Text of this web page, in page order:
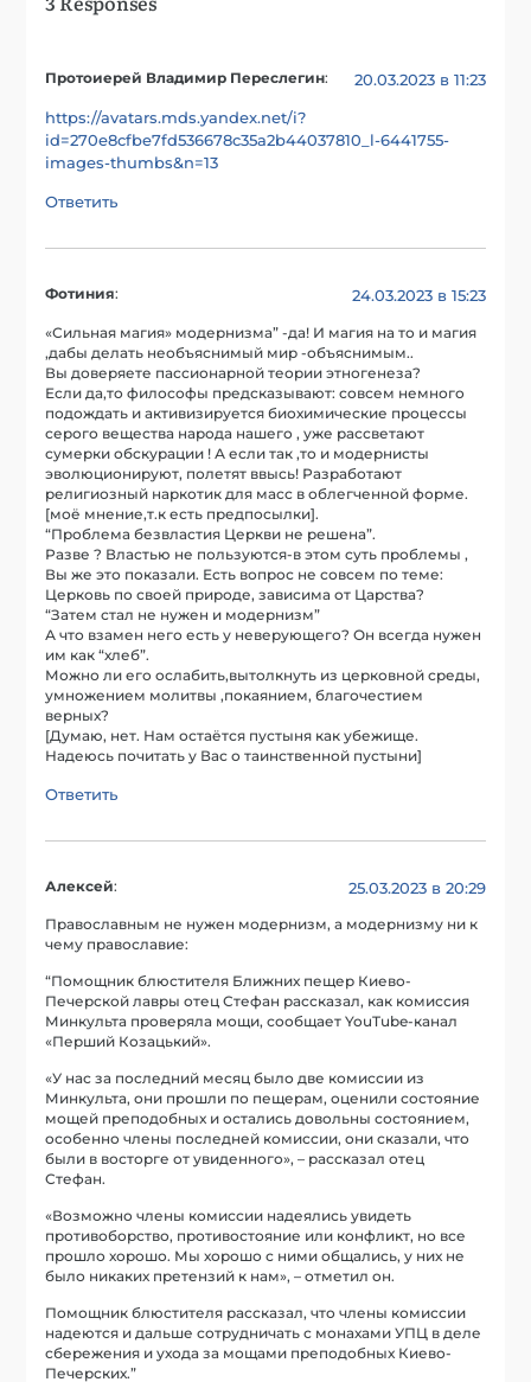
Протоиерей Владимир Переслегин: 20.03.2023 в 11:23
https://avatars.mds.yandex.net/i?
id=270e8cfbe7fd536678c35a2b44037810_l-6441755-
images-thumbs&n=13
Ответить
Фотиния: 24.03.2023 в 15:23
«Сильная магия» модернизма” -да! И магия на то и магия
,дабы делать необъяснимый мир -объяснимым..
Вы доверяете пассионарной теории этногенеза?
Если да,то философы предсказывают: совсем немного
подождать и активизируется биохимические процессы
серого вещества народа нашего , уже рассветают
сумерки обскурации ! А если так ,то и модернисты
эволюционируют, полетят ввысь! Разработают
религиозный наркотик для масс в облегченной форме.
[моё мнение,т.к есть предпосылки].
“Проблема безвластия Церкви не решена”.
Разве ? Властью не пользуются-в этом суть проблемы ,
Вы же это показали. Есть вопрос не совсем по теме:
Церковь по своей природе, зависима от Царства?
“Затем стал не нужен и модернизм”
А что взамен него есть у неверующего? Он всегда нужен
им как “хлеб”.
Можно ли его ослабить,вытолкнуть из церковной среды,
умножением молитвы ,покаянием, благочестием
верных?
[Думаю, нет. Нам остаётся пустыня как убежище.
Надеюсь почитать у Вас о таинственной пустыни]
Ответить
Алексей: 25.03.2023 в 20:29
Православным не нужен модернизм, а модернизму ни к
чему православие:
“Помощник блюстителя Ближних пещер Киево-
Печерской лавры отец Стефан рассказал, как комиссия
Минкульта проверяла мощи, сообщает YouTube-канал
«Перший Козацький».
«У нас за последний месяц было две комиссии из
Минкульта, они прошли по пещерам, оценили состояние
мощей преподобных и остались довольны состоянием,
особенно члены последней комиссии, они сказали, что
были в восторге от увиденного», – рассказал отец
Стефан.
«Возможно члены комиссии надеялись увидеть
противоборство, противостояние или конфликт, но все
прошло хорошо. Мы хорошо с ними общались, у них не
было никаких претензий к нам», – отметил он.
Помощник блюстителя рассказал, что члены комиссии
надеются и дальше сотрудничать с монахами УПЦ в деле
сбережения и ухода за мощами преподобных Киево-
Печерских.”